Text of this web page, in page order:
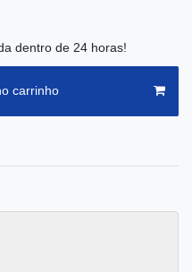
dentro de 24 horas!
carrinho